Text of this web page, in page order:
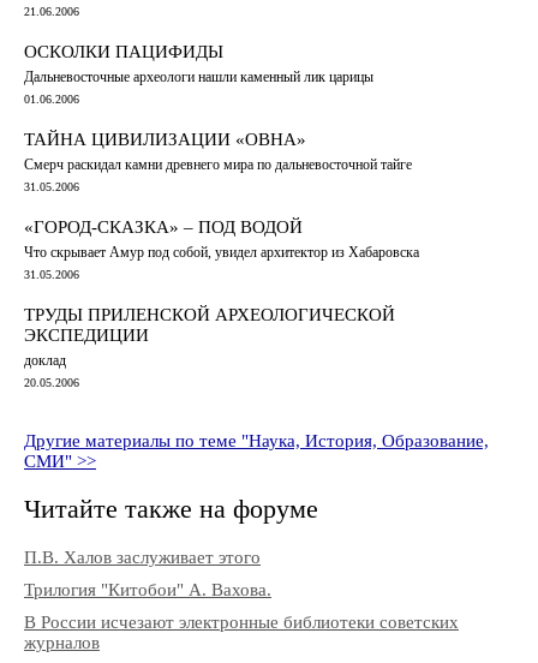
21.06.2006
ОСКОЛКИ ПАЦИФИДЫ
Дальневосточные археологи нашли каменный лик царицы
01.06.2006
ТАЙНА ЦИВИЛИЗАЦИИ «ОВНА»
Смерч раскидал камни древнего мира по дальневосточной тайге
31.05.2006
«ГОРОД-СКАЗКА» – ПОД ВОДОЙ
Что скрывает Амур под собой, увидел архитектор из Хабаровска
31.05.2006
ТРУДЫ ПРИЛЕНСКОЙ АРХЕОЛОГИЧЕСКОЙ
ЭКСПЕДИЦИИ
доклад
20.05.2006
Другие материалы по теме "Наука, История, Образование,
СМИ" >>
Читайте также на форуме
П.В. Халов заслуживает этого
Трилогия "Китобои" А. Вахова.
В России исчезают электронные библиотеки советских
журналов